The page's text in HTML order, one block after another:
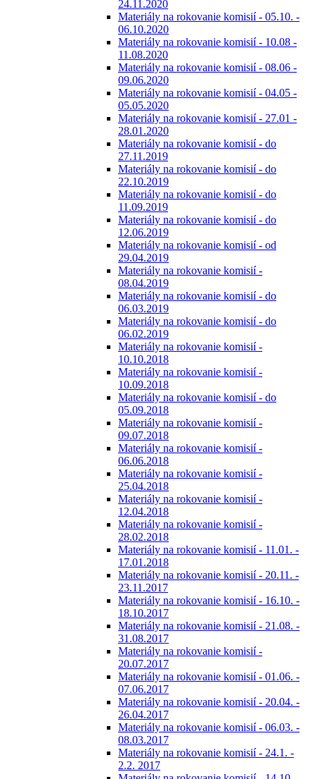
24.11.2020
Materiály na rokovanie komisií - 05.10. -
06.10.2020
Materiály na rokovanie komisií - 10.08 -
11.08.2020
Materiály na rokovanie komisií - 08.06 -
09.06.2020
Materiály na rokovanie komisií - 04.05 -
05.05.2020
Materiály na rokovanie komisií - 27.01 -
28.01.2020
Materiály na rokovanie komisií - do
27.11.2019
Materiály na rokovanie komisií - do
22.10.2019
Materiály na rokovanie komisií - do
11.09.2019
Materiály na rokovanie komisií - do
12.06.2019
Materiály na rokovanie komisií - od
29.04.2019
Materiály na rokovanie komisií -
08.04.2019
Materiály na rokovanie komisií - do
06.03.2019
Materiály na rokovanie komisií - do
06.02.2019
Materiály na rokovanie komisií -
10.10.2018
Materiály na rokovanie komisií -
10.09.2018
Materiály na rokovanie komisií - do
05.09.2018
Materiály na rokovanie komisií -
09.07.2018
Materiály na rokovanie komisií -
06.06.2018
Materiály na rokovanie komisií -
25.04.2018
Materiály na rokovanie komisií -
12.04.2018
Materiály na rokovanie komisií -
28.02.2018
Materiály na rokovanie komisií - 11.01. -
17.01.2018
Materiály na rokovanie komisií - 20.11. -
23.11.2017
Materiály na rokovanie komisií - 16.10. -
18.10.2017
Materiály na rokovanie komisií - 21.08. -
31.08.2017
Materiály na rokovanie komisií -
20.07.2017
Materiály na rokovanie komisií - 01.06. -
07.06.2017
Materiály na rokovanie komisií - 20.04. -
26.04.2017
Materiály na rokovanie komisií - 06.03. -
08.03.2017
Materiály na rokovanie komisií - 24.1. -
2.2. 2017